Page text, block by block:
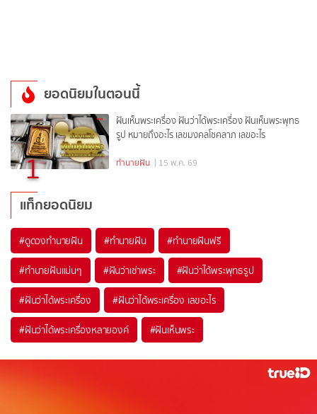
ยอดนิยมในตอนนี้
1
ฝันเห็นพระเครื่อง ฝันว่าได้พระเครื่อง ฝันเห็นพระพุทธ
รูป หมายถึงอะไร เลขมงคลโชคลาภ เลขอะไร
ทำนายฝัน | 15 พ.ค. 69
แท็กยอดนิยม
#ดูดวงทำนายฝัน #ทำนายฝัน #ทำนายฝันฟรี
#ทำนายฝันแม่นๆ #ฝันว่าเช่าพระ #ฝันว่าได้พระพุทธรูป
#ฝันว่าได้พระเครื่อง #ฝันว่าได้พระเครื่อง เลขอะไร
#ฝันว่าได้พระเครื่องหลายองค์ #ฝันเห็นพระ